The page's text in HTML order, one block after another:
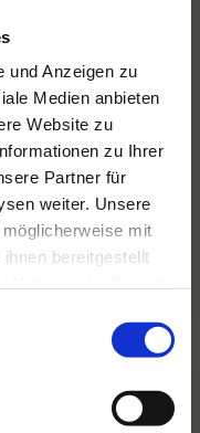
und Anzeigen zu
Medien anbieten
Website zu
zu Ihrer
Partner für
weiter. Unsere
mit
bereitgestellt